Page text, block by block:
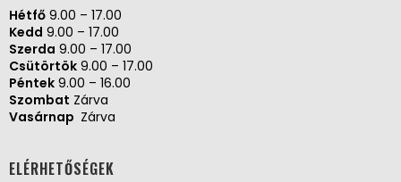
Hétfő 9.00 – 17.00
Kedd 9.00 – 17.00
Szerda 9.00 – 17.00
Csütörtök 9.00 – 17.00
Péntek 9.00 – 16.00
Szombat Zárva
Vasárnap Zárva
ELÉRHETŐSÉGEK